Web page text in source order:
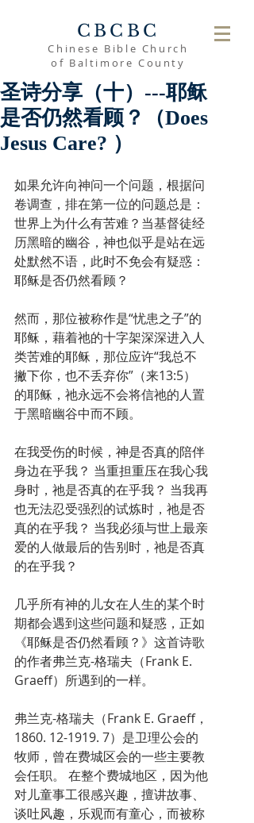
CBCBC
Chinese Bible Church
of Baltimore County
圣诗分享（十）---耶稣
是否仍然看顾？（Does
Jesus Care? ）
如果允许向神问一个问题，根据问
卷调查，排在第一位的问题总是：
世界上为什么有苦难？当基督徒经
历黑暗的幽谷，神也似乎是站在远
处默然不语，此时不免会有疑惑：
耶稣是否仍然看顾？
然而，那位被称作是“忧患之子”的
耶稣，藉着祂的十字架深深进入人
类苦难的耶稣，那位应许“我总不
撇下你，也不丢弃你”（来13:5）
的耶稣，祂永远不会将信祂的人置
于黑暗幽谷中而不顾。
在我受伤的时候，神是否真的陪伴
身边在乎我？ 当重担重压在我心我
身时，祂是否真的在乎我？ 当我再
也无法忍受强烈的试炼时，祂是否
真的在乎我？ 当我必须与世上最亲
爱的人做最后的告别时，祂是否真
的在乎我？
几乎所有神的儿女在人生的某个时
期都会遇到这些问题和疑惑，正如
《耶稣是否仍然看顾？》这首诗歌
的作者弗兰克-格瑞夫（Frank E.
Graeff）所遇到的一样。
弗兰克-格瑞夫（Frank E. Graeff，
1860. 12-1919. 7）是卫理公会的
牧师，曾在费城区会的一些主要教
会任职。 在整个费城地区，因为他
对儿童事工很感兴趣，擅讲故事、
谈吐风趣，乐观而有童心，而被称